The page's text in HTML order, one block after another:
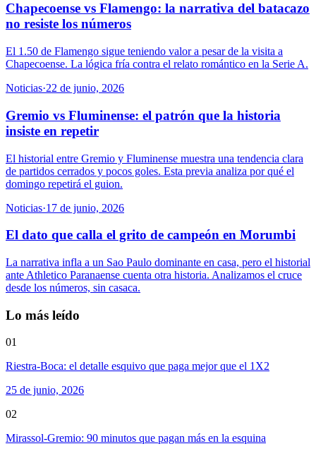
Chapecoense vs Flamengo: la narrativa del batacazo
no resiste los números
El 1.50 de Flamengo sigue teniendo valor a pesar de la visita a
Chapecoense. La lógica fría contra el relato romántico en la Serie A.
Noticias·22 de junio, 2026
Gremio vs Fluminense: el patrón que la historia
insiste en repetir
El historial entre Gremio y Fluminense muestra una tendencia clara
de partidos cerrados y pocos goles. Esta previa analiza por qué el
domingo repetirá el guion.
Noticias·17 de junio, 2026
El dato que calla el grito de campeón en Morumbi
La narrativa infla a un Sao Paulo dominante en casa, pero el historial
ante Athletico Paranaense cuenta otra historia. Analizamos el cruce
desde los números, sin casaca.
Lo más leído
01
Riestra-Boca: el detalle esquivo que paga mejor que el 1X2
25 de junio, 2026
02
Mirassol-Gremio: 90 minutos que pagan más en la esquina